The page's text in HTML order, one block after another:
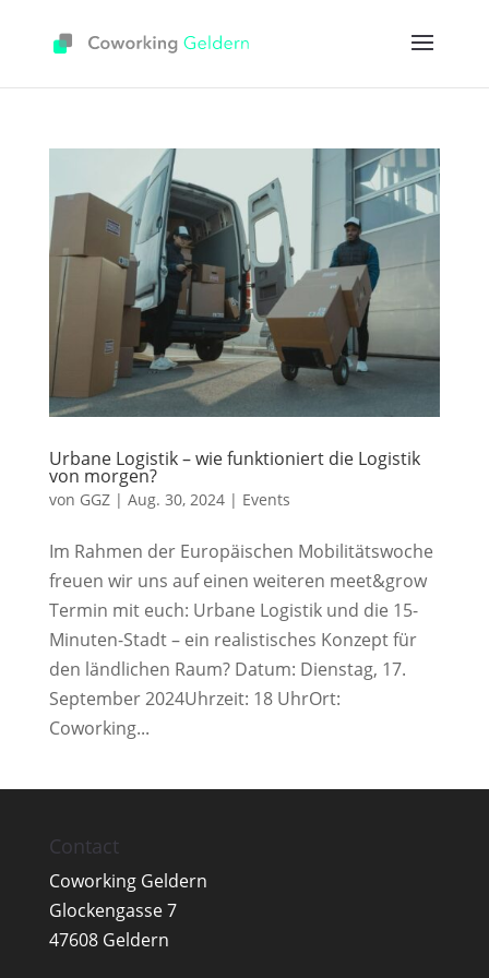
Urbane Logistik – wie funktioniert die Logistik
von morgen?
von GGZ| Aug. 30, 2024| Events
Im Rahmen der Europäischen Mobilitätswoche
freuen wir uns auf einen weiteren meet&grow
Termin mit euch: Urbane Logistik und die 15-
Minuten-Stadt – ein realistisches Konzept für
den ländlichen Raum? Datum: Dienstag, 17.
September 2024Uhrzeit: 18 UhrOrt:
Coworking...
Contact
Coworking Geldern
Glockengasse 7
47608 Geldern